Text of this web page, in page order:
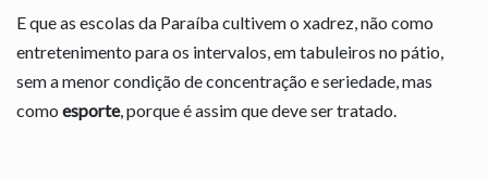
E que as escolas da Paraíba cultivem o xadrez, não como
entretenimento para os intervalos, em tabuleiros no pátio,
sem a menor condição de concentração e seriedade, mas
como esporte, porque é assim que deve ser tratado.